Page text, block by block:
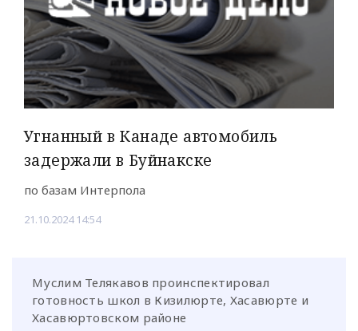
Угнанный в Канаде автомобиль
задержали в Буйнакске
по базам Интерпола
21.10.2024 14:54
Муслим Телякавов проинспектировал
готовность школ в Кизилюрте, Хасавюрте и
Хасавюртовском районе